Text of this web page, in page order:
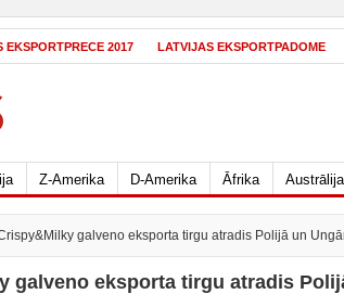
EKSPORTPRECE 2017 LATVIJAS EKSPORTPADOME
Z-Amerika D-Amerika Āfrika Austrālija
galveno eksporta tirgu atradis Polijā un
galveno eksporta tirgu atradis